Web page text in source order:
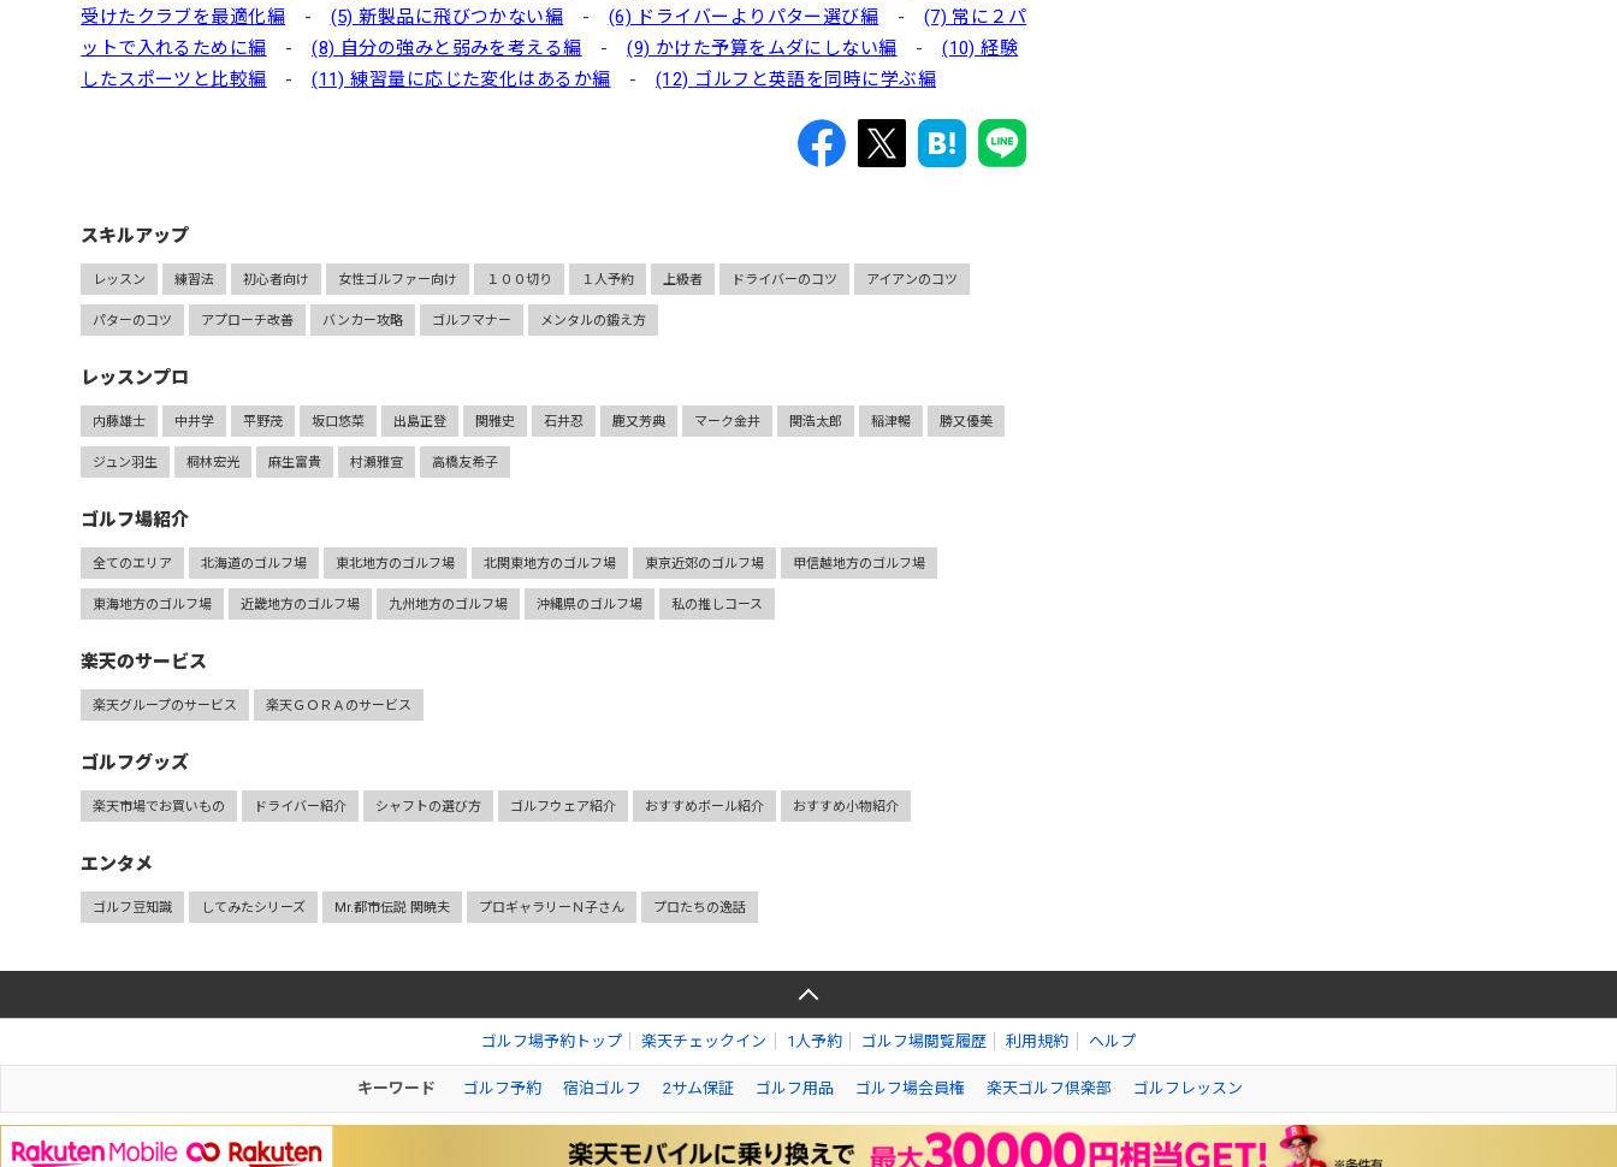
受けたクラブを最適化編 - (5) 新製品に飛びつかない編 - (6) ドライバーよりパター選び編 - (7) 常に２パ
ットで入れるために編 -(8) 自分の強みと弱みを考える編 -(9) かけた予算をムダにしない編 -(10) 経験
したスポーツと比較編 -(11) 練習量に応じた変化はあるか編 - (12) ゴルフと英語を同時に学ぶ編
スキルアップ
レッスン 練習法 初心者向け 女性ゴルファー向け １００切り １人予約 上級者 ドライバーのコツ アイアンのコツ
パターのコツ アプローチ改善 バンカー攻略 ゴルフマナー メンタルの鍛え方
レッスンプロ
内藤雄士 中井学 平野茂 坂口悠菜 出島正登 関雅史 石井忍 鹿又芳典 マーク金井 関浩太郎 稲津暢 勝又優美
ジュン羽生 桐林宏光 麻生富貴 村瀬雅宣 高橋友希子
ゴルフ場紹介
全てのエリア 北海道のゴルフ場 東北地方のゴルフ場 北関東地方のゴルフ場 東京近郊のゴルフ場 甲信越地方のゴルフ場
東海地方のゴルフ場 近畿地方のゴルフ場 九州地方のゴルフ場 沖縄県のゴルフ場 私の推しコース
楽天のサービス
楽天グループのサービス 楽天ＧＯＲＡのサービス
ゴルフグッズ
楽天市場でお買いもの ドライバー紹介 シャフトの選び方 ゴルフウェア紹介 おすすめボール紹介 おすすめ小物紹介
エンタメ
ゴルフ豆知識 してみたシリーズ Mr.都市伝説 関暁夫 プロギャラリーＮ子さん プロたちの逸話
ゴルフ場予約トップ 楽天チェックイン 1人予約 ゴルフ場閲覧履歴 利用規約 ヘルプ
キーワード ゴルフ予約 宿泊ゴルフ 2サム保証 ゴルフ用品 ゴルフ場会員権 楽天ゴルフ倶楽部 ゴルフレッスン